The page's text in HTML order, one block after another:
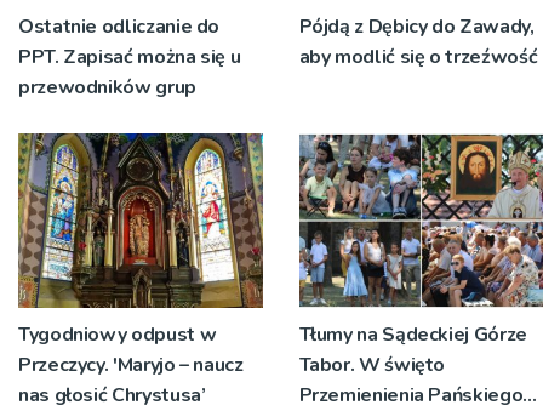
Ostatnie odliczanie do
PPT. Zapisać można się u
przewodników grup
Pójdą z Dębicy do Zawady,
aby modlić się o trzeźwość
Tygodniowy odpust w
Przeczycy. 'Maryjo – naucz
nas głosić Chrystusa’
Tłumy na Sądeckiej Górze
Tabor. W święto
Przemienienia Pańskiego